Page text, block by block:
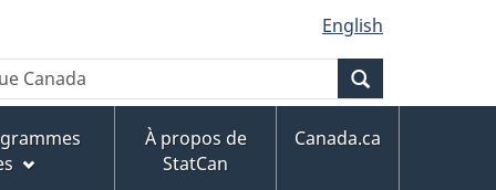
English
À propos de
StatCan
Canada.ca